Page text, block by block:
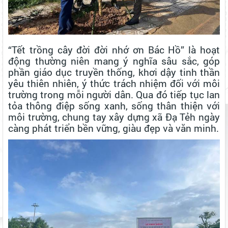
“Tết trồng cây đời đời nhớ ơn Bác Hồ” là hoạt
động thường niên mang ý nghĩa sâu sắc, góp
phần giáo dục truyền thống, khơi dậy tinh thần
yêu thiên nhiên, ý thức trách nhiệm đối với môi
trường trong mỗi người dân. Qua đó tiếp tục lan
tỏa thông điệp sống xanh, sống thân thiện với
môi trường, chung tay xây dựng xã Đạ Tẻh ngày
càng phát triển bền vững, giàu đẹp và văn minh.